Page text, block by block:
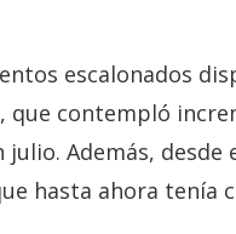
escalonados
, que contempló
julio. Además,
hasta ahora tenía